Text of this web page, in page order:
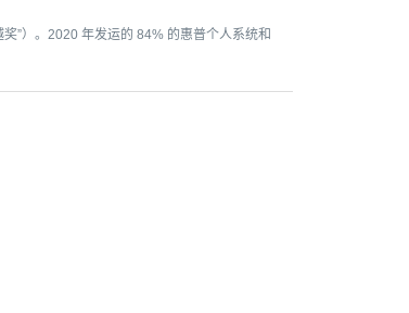
”）。2020 年发运的 84% 的惠普个人系统和